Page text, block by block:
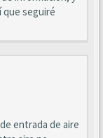
que seguiré
entrada de aire